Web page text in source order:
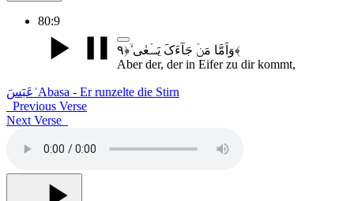
80:9
وَاَمَّا مَنۡ جَآءَکَ یَسۡعٰی ۙ﴿۹﴾
Aber der, der in Eifer zu dir kommt,
عَبَسَ ʿAbasa - Er runzelte die Stirn
Previous Verse
Next Verse